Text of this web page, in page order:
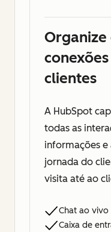
Organize
clientes
A HubSpot
todas as
informações
jornada do
visita até ao
Chat ao vivo
Caixa de